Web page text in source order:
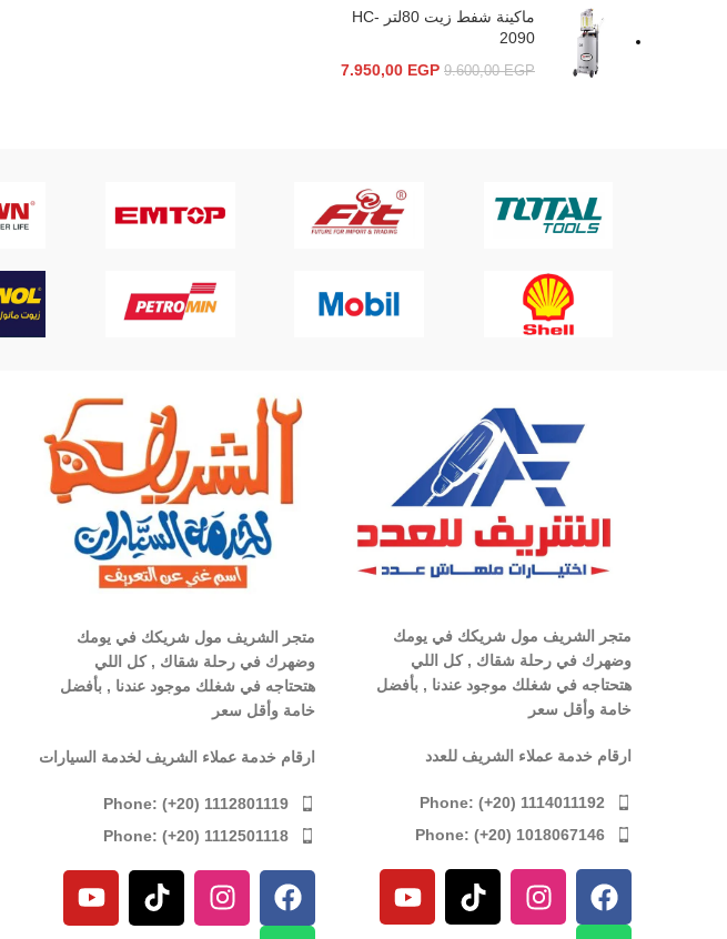
ماكينة شفط زيت 80لتر HC-
2090
9.600,00EGP
7.950,00 EGP
متجر الشريف مول شريكك في يومك
وضهرك في رحلة شقاك , كل اللي
هتحتاجه في شغلك موجود عندنا , بأفضل
خامة وأقل سعر
ارقام خدمة عملاء الشريف للعدد
Phone: (+20) 1114011192
Phone: (+20) 1018067146
متجر الشريف مول شريكك في يومك
وضهرك في رحلة شقاك , كل اللي
هتحتاجه في شغلك موجود عندنا , بأفضل
خامة وأقل سعر
ارقام خدمة عملاء الشريف لخدمة السيارات
Phone: (+20) 1112801119
Phone: (+20) 1112501118